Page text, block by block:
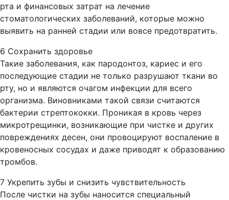
рта и финансовых затрат на лечение
стоматологических заболеваний, которые можно
выявить на ранней стадии или вовсе предотвратить.
6 Сохранить здоровье
Такие заболевания, как пародонтоз, кариес и его
последующие стадии не только разрушают ткани во
рту, но и являются очагом инфекции для всего
организма. Виновниками такой связи считаются
бактерии стрептококки. Проникая в кровь через
микротрещинки, возникающие при чистке и других
повреждениях десен, они провоцируют воспаление в
кровеносных сосудах и даже приводят к образованию
тромбов.
7 Укрепить зубы и снизить чувствительность
После чистки на зубы наносится специальный